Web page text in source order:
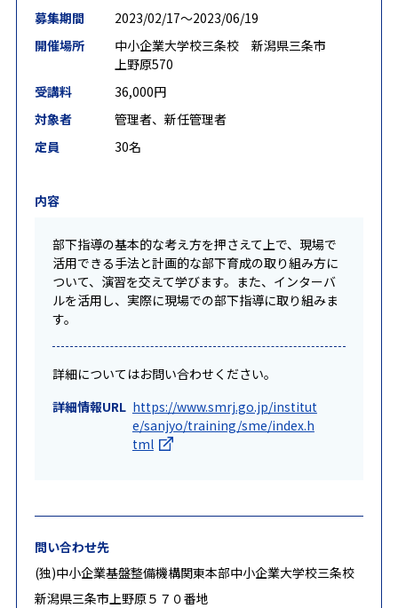
募集期間
2023/02/17〜2023/06/19
開催場所
中小企業大学校三条校 新潟県三条市
上野原570
受講料
36,000円
対象者
管理者、新任管理者
定員
30名
内容
部下指導の基本的な考え方を押さえて上で、現場で
活用できる手法と計画的な部下育成の取り組み方に
ついて、演習を交えて学びます。また、インターバ
ルを活用し、実際に現場での部下指導に取り組みま
す。
詳細についてはお問い合わせください。
詳細情報URL https://www.smrj.go.jp/institut
e/sanjyo/training/sme/index.h
tml
問い合わせ先
(独)中小企業基盤整備機構関東本部中小企業大学校三条校
新潟県三条市上野原５７０番地